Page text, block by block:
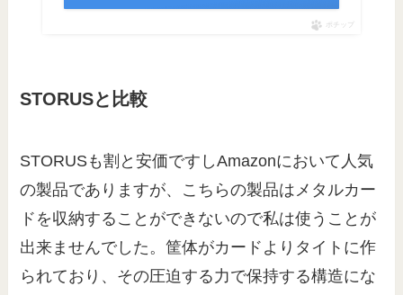
ポチップ
STORUSと比較
STORUSも割と安価ですしAmazonにおいて人気
の製品でありますが、こちらの製品はメタルカー
ドを収納することができないので私は使うことが
出来ませんでした。筐体がカードよりタイトに作
られており、その圧迫する力で保持する構造にな